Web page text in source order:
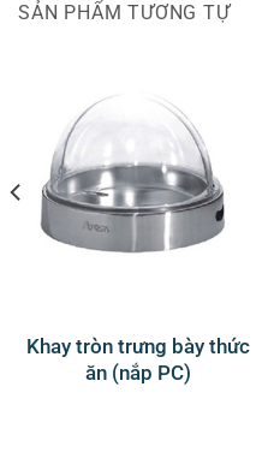
SẢN PHẨM TƯƠNG TỰ
Khay tròn trưng bày thức
ăn (nắp PC)